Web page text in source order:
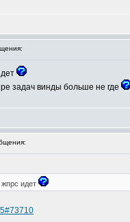
задач винды больше не где
жпрс идет